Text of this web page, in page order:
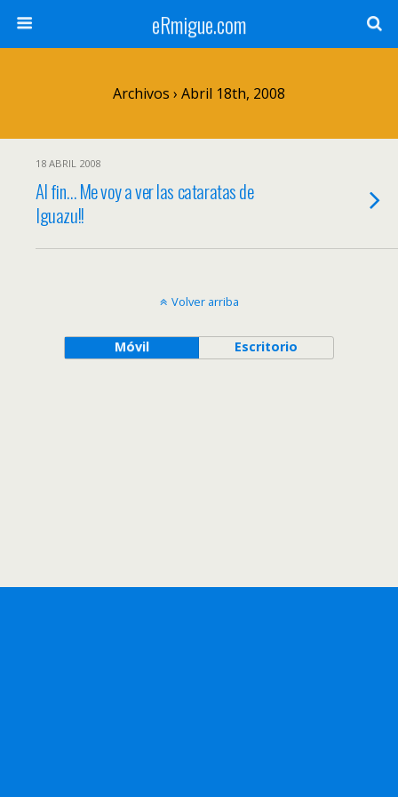
eRmigue.com
Archivos › Abril 18th, 2008
18 ABRIL 2008
Al fin… Me voy a ver las cataratas de
Iguazu!!
Volver arriba
Móvil Escritorio